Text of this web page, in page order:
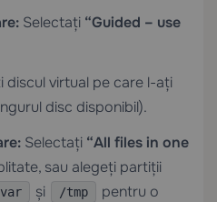
Selectați “Guided – use
discul virtual pe care l-ați
disc disponibil).
Selectați “All files in one
sau alegeți partiții
și /tmp
pentru o